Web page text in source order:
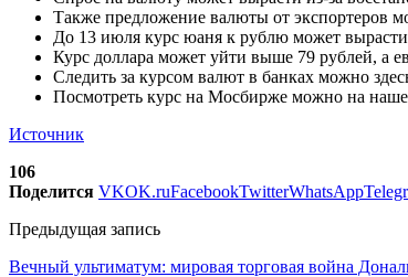
Также предложение валюты от экспортеров
До 13 июля курс юаня к рублю может вырасти
Курс доллара может уйти выше 79 рублей, а
Следить за курсом валют в банках можно
Посмотреть курс на Мосбирже можно на
Источник
106
Поделится VKOK.ruFacebookTwitterWhatsApp
Предыдущая запись
Вечный ультиматум: мировая торговая война